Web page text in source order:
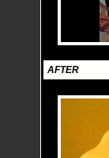
AFTER